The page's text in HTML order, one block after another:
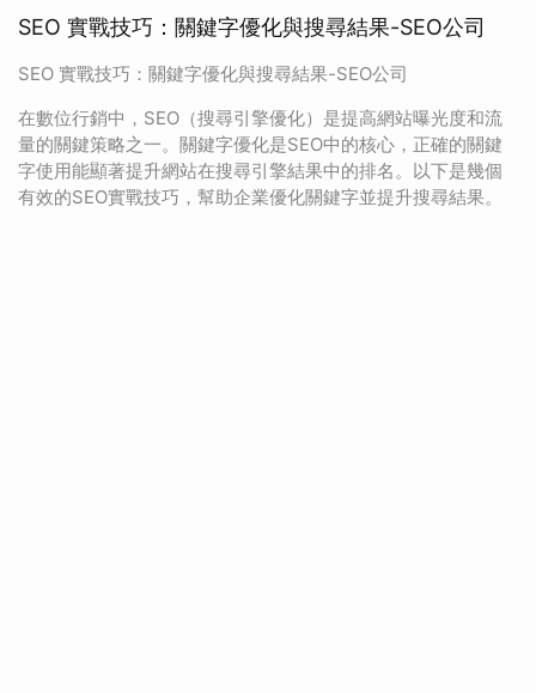
SEO 實戰技巧：關鍵字優化與搜尋結果-SEO公司
SEO 實戰技巧：關鍵字優化與搜尋結果-SEO公司
在數位行銷中，SEO（搜尋引擎優化）是提高網站曝光度和流
量的關鍵策略之一。關鍵字優化是SEO中的核心，正確的關鍵
字使用能顯著提升網站在搜尋引擎結果中的排名。以下是幾個
有效的SEO實戰技巧，幫助企業優化關鍵字並提升搜尋結果。